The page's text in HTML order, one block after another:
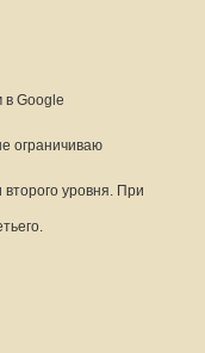
в Google
ограничиваю
уровня. При